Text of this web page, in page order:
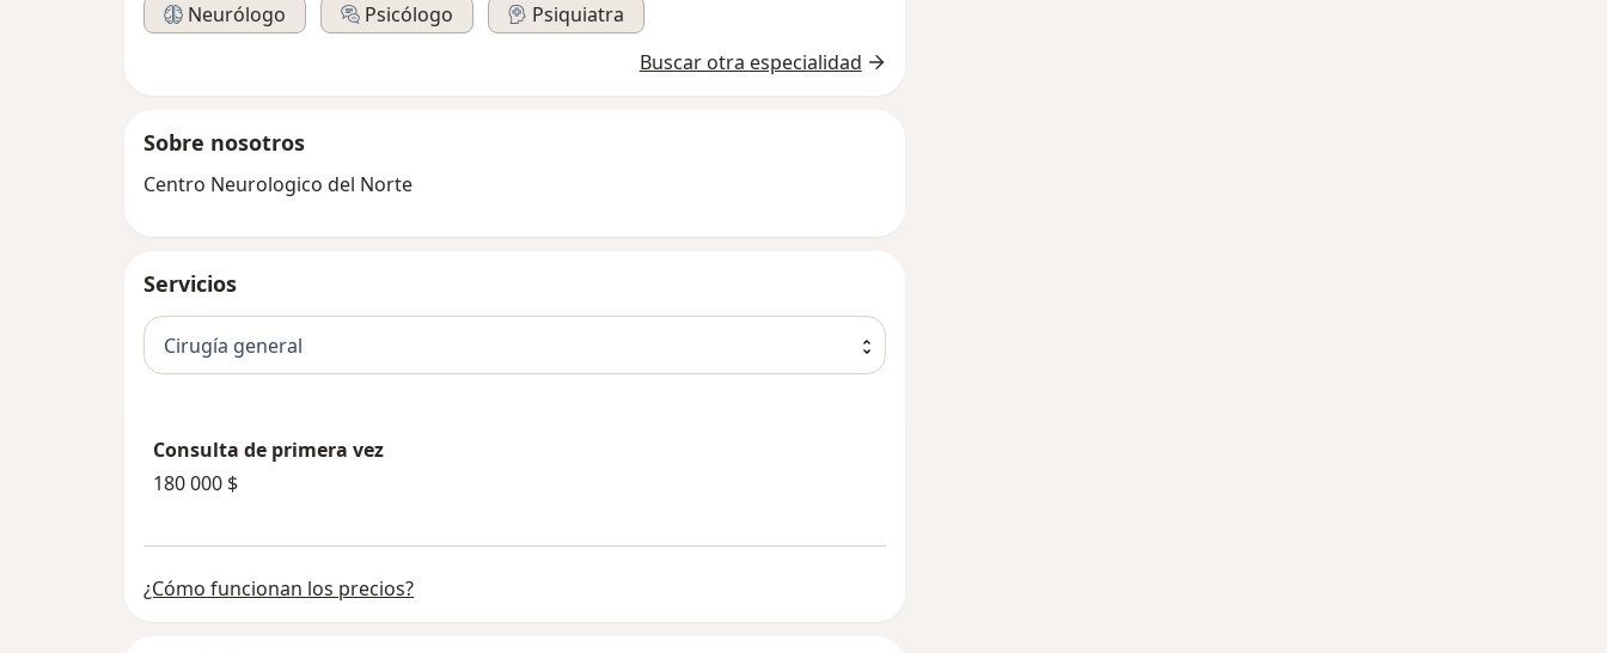
Neurólogo
Psicólogo
Psiquiatra
Buscar otra especialidad
Sobre nosotros
Centro Neurologico del Norte
Servicios
Cirugía general
Consulta de primera vez
180 000 $
¿Cómo funcionan los precios?